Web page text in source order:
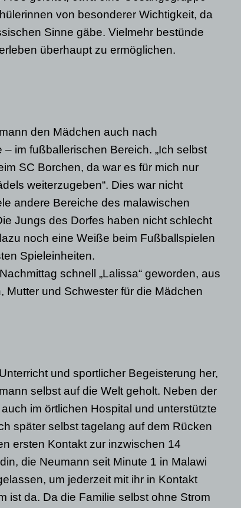
von besonderer Wichtigkeit, da
Sinne gäbe. Vielmehr bestünde
überhaupt zu ermöglichen.
den Mädchen auch nach
im fußballerischen Bereich. „Ich selbst
SC Borchen, da war es für mich nur
weiterzugeben“. Dies war nicht
andere Bereiche des malawischen
Jungs des Dorfes haben nicht schlecht
noch eine Weiße beim Fußballspielen
Spieleinheiten.
schnell „Lalissa“ geworden, aus
und Schwester für die Mädchen
und sportlicher Begeisterung her,
selbst auf die Welt geholt. Neben der
im örtlichen Hospital und unterstützte
später selbst tagelang auf dem Rücken
ersten Kontakt zur inzwischen 14
die Neumann seit Minute 1 in Malawi
um jederzeit mit ihr in Kontakt
ist da. Da die Familie selbst ohne Strom